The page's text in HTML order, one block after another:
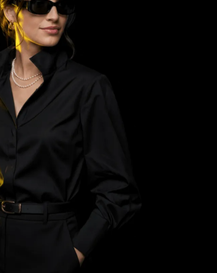
ट्रेडिंग चुनौतीपूर्ण हो सकती है, खासकर उन लोगों के लिए
जिन्होंने कभी लाइव बाज़ार का अनुभव नहीं किया हो। वैसे यह
अनुभव बेहद ज़बरदस्त हो सकता है, लेकिन Olymptrade
करते हैं।
Olymptrade और इसकी ट्रेडिंग कम्युनिटी यह साबित कर
तक जा सकती है। सिपानास में बुजुर्ग लोगों की मदद के लिए
एक नई पहल के ज़रिए, ट्रेडरों को पता चल रहा है कि